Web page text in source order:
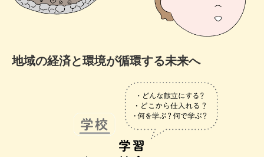
地域の経済と環境が循環する未来へ